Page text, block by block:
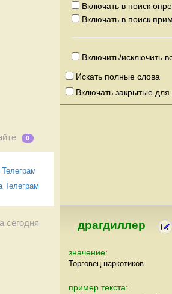
0
Телеграм
сегодня
Включать в поиск
Включать в поиск
Включить/исключить
Искать полные слова
Включать закрытые
драгдиллер
значение:
Торговец наркотиков.
пример текста: